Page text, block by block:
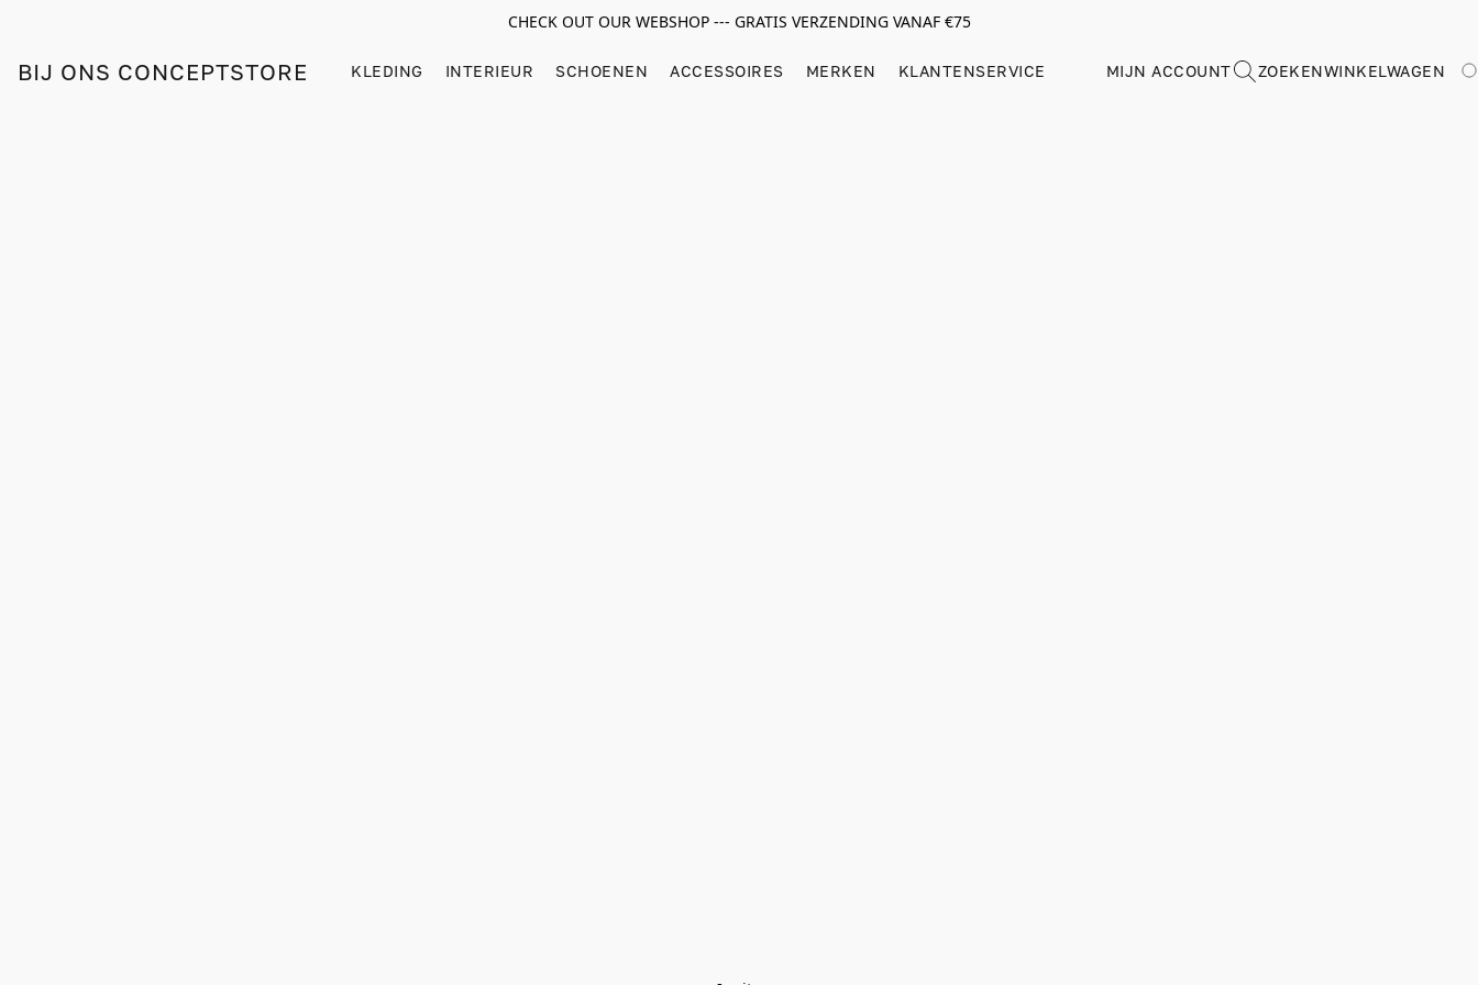
CHECK OUT OUR WEBSHOP --- GRATIS VERZENDING VANAF €75
BIJ ONS CONCEPTSTORE KLEDING INTERIEUR SCHOENEN ACCESSOIRES MERKEN KLANTENSERVICE MIJN ACCOUNT ZOEKENWINKELWAGEN